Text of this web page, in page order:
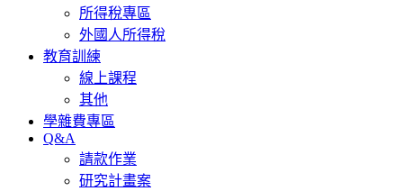
所得稅專區
外國人所得稅
教育訓練
線上課程
其他
學雜費專區
Q&A
請款作業
研究計畫案